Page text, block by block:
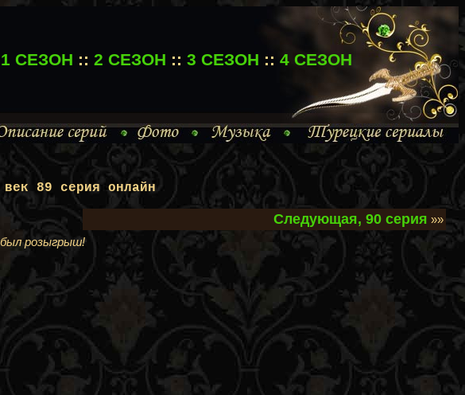
1 СЕЗОН :: 2 СЕЗОН :: 3 СЕЗОН :: 4 СЕЗОН
век 89 серия онлайн
Следующая, 90 серия »»
розыгрыш!